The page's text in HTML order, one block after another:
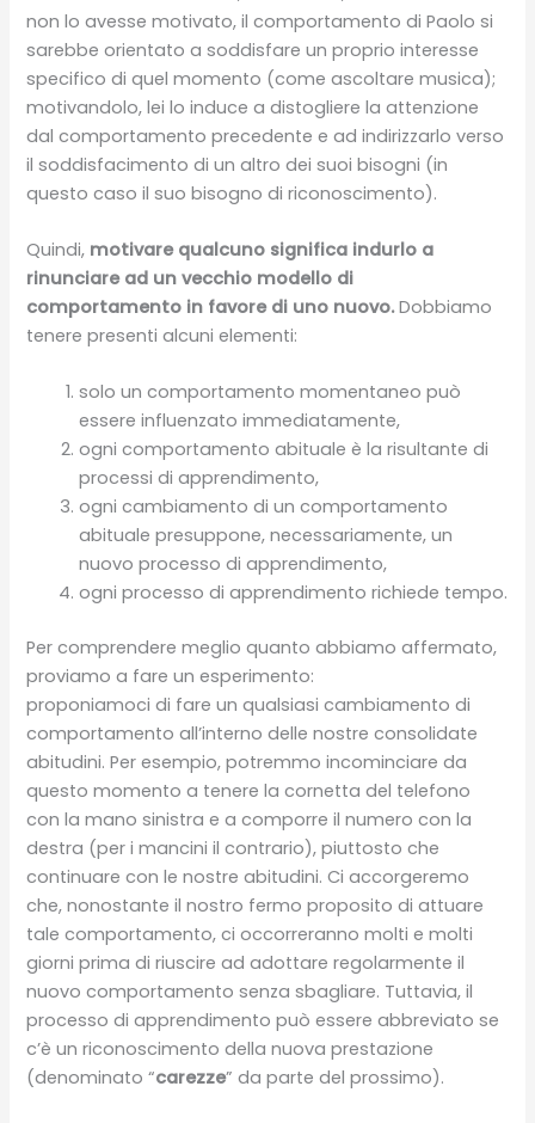
non lo avesse motivato, il comportamento di Paolo si
sarebbe orientato a soddisfare un proprio interesse
specifico di quel momento (come ascoltare musica);
motivandolo, lei lo induce a distogliere la attenzione
dal comportamento precedente e ad indirizzarlo verso
il soddisfacimento di un altro dei suoi bisogni (in
questo caso il suo bisogno di riconoscimento).
Quindi, motivare qualcuno significa indurlo a
rinunciare ad un vecchio modello di
comportamento in favore di uno nuovo.Dobbiamo
tenere presenti alcuni elementi:
solo un comportamento momentaneo può
essere influenzato immediatamente,
ogni comportamento abituale è la risultante di
processi di apprendimento,
ogni cambiamento di un comportamento
abituale presuppone, necessariamente, un
nuovo processo di apprendimento,
ogni processo di apprendimento richiede tempo.
Per comprendere meglio quanto abbiamo affermato,
proviamo a fare un esperimento:
proponiamoci di fare un qualsiasi cambiamento di
comportamento all’interno delle nostre consolidate
abitudini. Per esempio, potremmo incominciare da
questo momento a tenere la cornetta del telefono
con la mano sinistra e a comporre il numero con la
destra (per i mancini il contrario), piuttosto che
continuare con le nostre abitudini. Ci accorgeremo
che, nonostante il nostro fermo proposito di attuare
tale comportamento, ci occorreranno molti e molti
giorni prima di riuscire ad adottare regolarmente il
nuovo comportamento senza sbagliare. Tuttavia, il
processo di apprendimento può essere abbreviato se
c’è un riconoscimento della nuova prestazione
(denominato “carezze” da parte del prossimo).